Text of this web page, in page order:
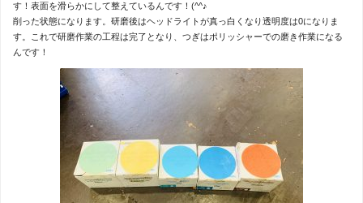
す！表面を滑らかにして整えているんです！(^^♪
削った状態になります。研磨後はヘッドライトが真っ白くなり透明度は0になりま
す。これで研磨作業の工程は完了となり、つぎはポリッシャーでの磨き作業になる
んです！